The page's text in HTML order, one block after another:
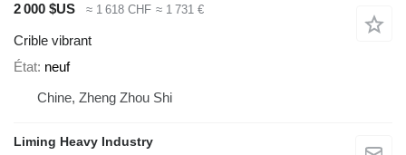
2 000 $US ≈ 1 618 CHF ≈ 1 731 €
Crible vibrant
État neuf
Chine, Zheng Zhou Shi
Liming Heavy Industry